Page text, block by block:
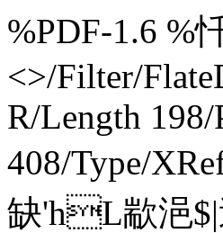
%PDF-1.6 %
<>/Filter/
R/Length
408/Type/
缺'hL歂浥